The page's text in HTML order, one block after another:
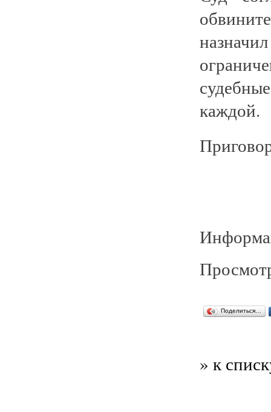
каждой.
Поделиться…
» к